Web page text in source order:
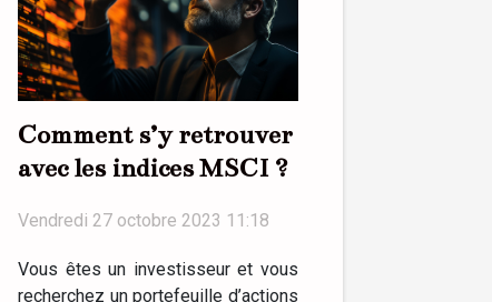
Comment s’y retrouver
avec les indices MSCI ?
Vendredi 27 octobre 2023 11:18
Vous êtes un investisseur et vous
recherchez un portefeuille d’actions